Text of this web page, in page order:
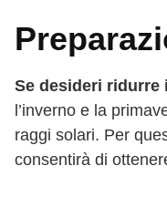
Se desideri ridurre
l’inverno e la
raggi solari. Per
consentirà di